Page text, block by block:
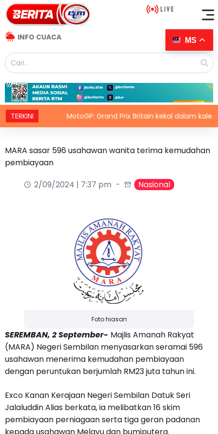
INFO CUACA
TERKINI MotoGP: Grand Prix Britain kekal dalam kalendar
MARA sasar 596 usahawan wanita terima kemudahan
pembiayaan
2/09/2024 | 7:37 pm
Nasional
Foto hiasan
SEREMBAN, 2 September- Majlis Amanah Rakyat
(MARA) Negeri Sembilan menyasarkan seramai 596
usahawan menerima kemudahan pembiayaan
dengan peruntukan berjumlah RM23 juta tahun ini.
Exco Kanan Kerajaan Negeri Sembilan Datuk Seri
Jalaluddin Alias berkata, ia melibatkan 16 skim
pembiayaan perniagaan serta tiga geran padanan
MS